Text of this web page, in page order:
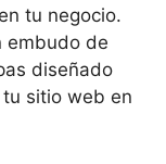
tu negocio.
embudo de
diseñado
sitio web en